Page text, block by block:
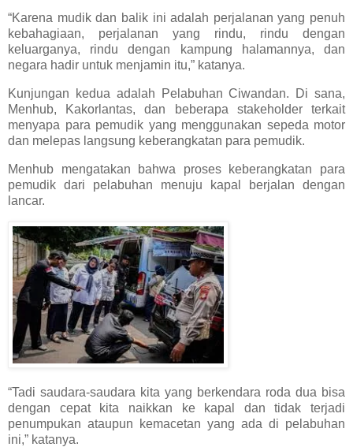
“Karena mudik dan balik ini adalah perjalanan yang penuh
kebahagiaan, perjalanan yang rindu, rindu dengan
keluarganya, rindu dengan kampung halamannya, dan
negara hadir untuk menjamin itu,” katanya.
Kunjungan kedua adalah Pelabuhan Ciwandan. Di sana,
Menhub, Kakorlantas, dan beberapa stakeholder terkait
menyapa para pemudik yang menggunakan sepeda motor
dan melepas langsung keberangkatan para pemudik.
Menhub mengatakan bahwa proses keberangkatan para
pemudik dari pelabuhan menuju kapal berjalan dengan
lancar.
“Tadi saudara-saudara kita yang berkendara roda dua bisa
dengan cepat kita naikkan ke kapal dan tidak terjadi
penumpukan ataupun kemacetan yang ada di pelabuhan
ini,” katanya.